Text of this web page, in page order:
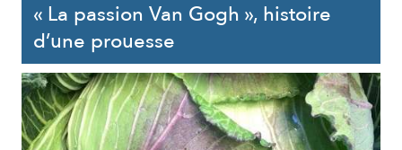
« La passion Van Gogh », histoire
d’une prouesse